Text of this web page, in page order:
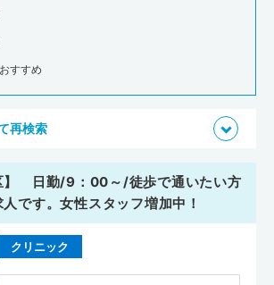
すすめ
再検索
】 日勤/9：00～/徒歩で通いたい方
です。女性スタッフ増加中！
クリニック